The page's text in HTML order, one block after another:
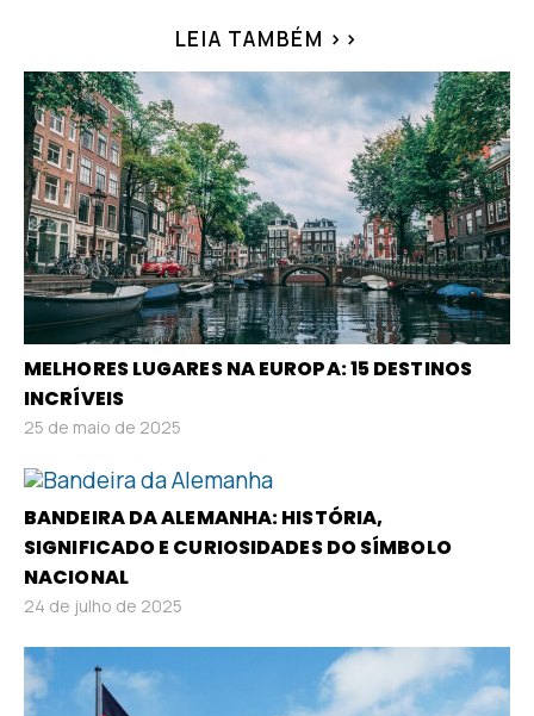
LEIA TAMBÉM >>
MELHORES LUGARES NA EUROPA: 15 DESTINOS
INCRÍVEIS
25 de maio de 2025
BANDEIRA DA ALEMANHA: HISTÓRIA,
SIGNIFICADO E CURIOSIDADES DO SÍMBOLO
NACIONAL
24 de julho de 2025